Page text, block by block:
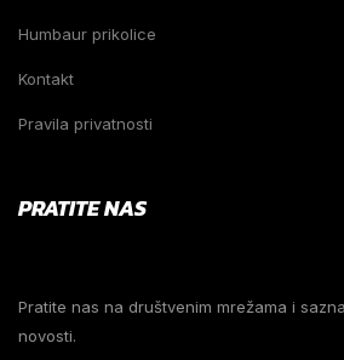
Humbaur prikolice
Kontakt
Pravila privatnosti
PRATITE NAS
Pratite nas na društvenim mrežama i
novosti.